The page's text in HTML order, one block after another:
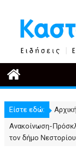
περιεχόμενο
Είστε εδώ: Αρχική
Ανακοίνωση-
τον δήμο Νεστορίου